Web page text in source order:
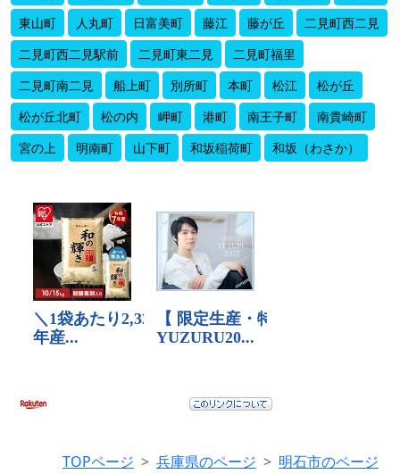
東山町
人丸町 日富美町 藤江 藤が丘
二見町西二見
二見町西二見駅前
二見町東二見
二見町福里
二見町南二見
船上町 別所町 本町 松江
松が丘
松が丘北町
松の内 岬町 港町 南王子町
南貴崎町
宮の上
明南町 山下町 和坂稲荷町 和坂（わさか）
TOPページ 兵庫県のページ 明石市のページ